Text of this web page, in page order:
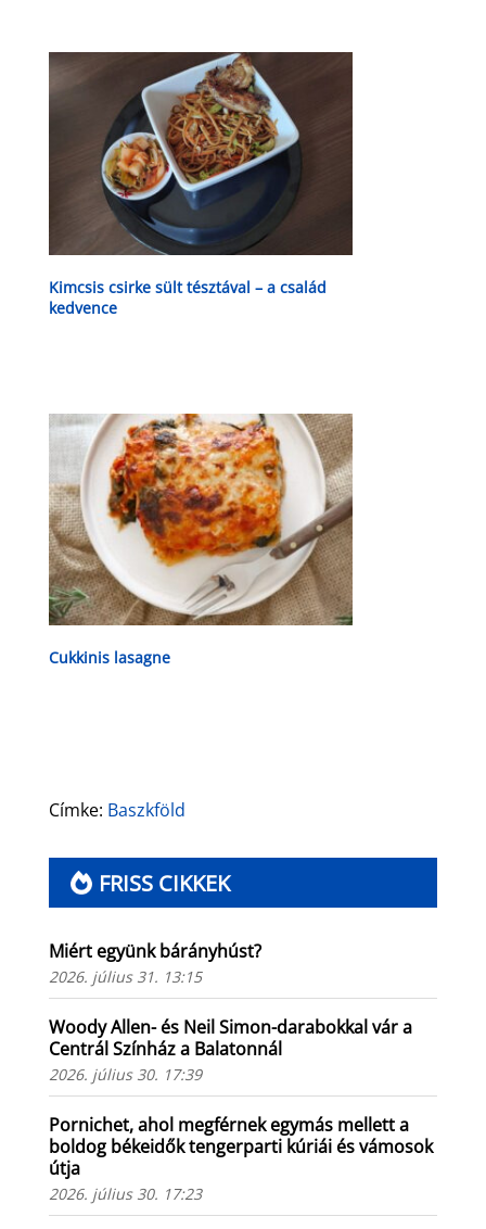
Kimcsis csirke sült tésztával – a család
kedvence
Cukkinis lasagne
Címke: Baszkföld
FRISS CIKKEK
Miért együnk bárányhúst?
2026. július 31. 13:15
Woody Allen- és Neil Simon-darabokkal vár a
Centrál Színház a Balatonnál
2026. július 30. 17:39
Pornichet, ahol megférnek egymás mellett a
boldog békeidők tengerparti kúriái és vámosok
útja
2026. július 30. 17:23